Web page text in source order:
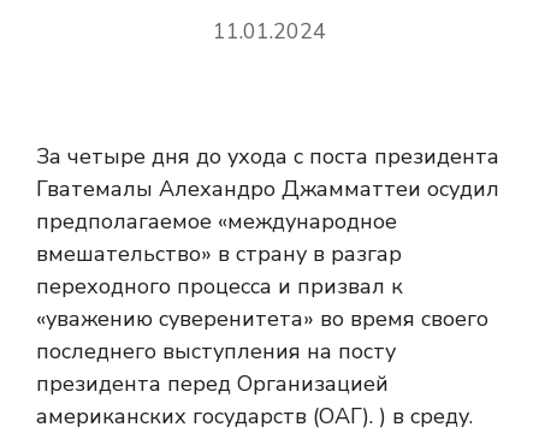
11.01.2024
За четыре дня до ухода с поста президента
Гватемалы Алехандро Джамматтеи осудил
предполагаемое «международное
вмешательство» в страну в разгар
переходного процесса и призвал к
«уважению суверенитета» во время своего
последнего выступления на посту
президента перед Организацией
американских государств (ОАГ). ) в среду.